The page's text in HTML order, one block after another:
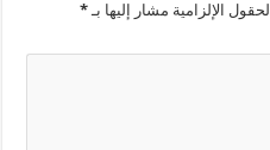
الحقول الإلزامية مشار إليها بـ*